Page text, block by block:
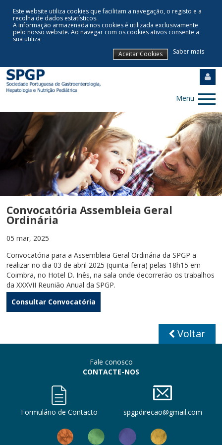
Este website utiliza cookies que facilitam a navegação, o registo e a
recolha de dados estatísticos.
A informação armazenada nos cookies é utilizada exclusivamente
pelo nosso website.Ao navegar com os cookies ativos consente a
sua utiliza
Saber mais
Aceitar Cookies
Menu
Convocatória Assembleia Geral
Ordinária
05 mar, 2025
Convocatória para a Assembleia Geral Ordinária da SPGP a
realizar no dia 03 de abril 2025 (quinta-feira) pelas 18h15 em
Coimbra, no Hotel D. Inês, na sala onde decorrerão os trabalhos
da XXXVII Reunião Anual da SPGP.
Consultar Convocatória
Voltar
Fale conosco
CONTACTE-NOS
Formulário de Contacto spgpdirecao@gmail.com